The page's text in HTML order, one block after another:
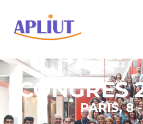
CONGRÈS
PARIS, 8